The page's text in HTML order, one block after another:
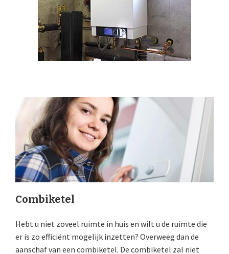
Combiketel
Hebt u niet zoveel ruimte in huis en wilt u de ruimte die
er is zo efficiënt mogelijk inzetten? Overweeg dan de
aanschaf van een combiketel. De combiketel zal niet